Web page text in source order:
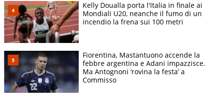
Kelly Doualla porta l'Italia in finale ai
Mondiali U20, neanche il fumo di un
incendio la frena sui 100 metri
Fiorentina, Mastantuono accende la
febbre argentina e Adani impazzisce.
Ma Antognoni ‘rovina la festa’ a
Commisso